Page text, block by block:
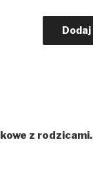
z rodzicami.